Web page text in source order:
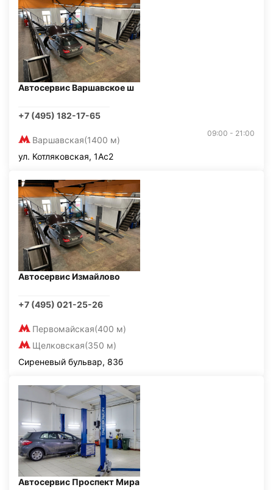
Автосервис Варшавское ш
+7 (495) 182-17-65
Варшавская(1400 м)
09:00 - 21:00
ул. Котляковская, 1Ас2
Автосервис Измайлово
+7 (495) 021-25-26
Первомайская(400 м)
Щелковская(350 м)
Сиреневый бульвар, 83б
Автосервис Проспект Мира